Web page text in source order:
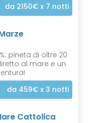
da 2150€ x 7 notti
pineta di oltre 20
al mare e un
da 459€ x 3 notti
Cattolica